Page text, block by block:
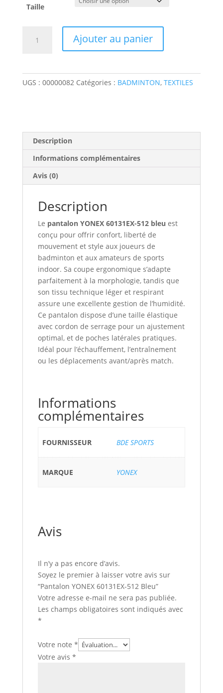
Taille
Ajouter au panier
UGS : 00000082 Catégories : BADMINTON, TEXTILES
Description
Informations complémentaires
Avis (0)
Description
Le pantalon YONEX 60131EX-512 bleu est
conçu pour offrir confort, liberté de
mouvement et style aux joueurs de
badminton et aux amateurs de sports
indoor. Sa coupe ergonomique s’adapte
parfaitement à la morphologie, tandis que
son tissu technique léger et respirant
assure une excellente gestion de l’humidité.
Ce pantalon dispose d’une taille élastique
avec cordon de serrage pour un ajustement
optimal, et de poches latérales pratiques.
Idéal pour l’échauffement, l’entraînement
ou les déplacements avant/après match.
Informations
complémentaires
FOURNISSEUR BDE SPORTS
MARQUE YONEX
Avis
Il n’y a pas encore d’avis.
Soyez le premier à laisser votre avis sur
“Pantalon YONEX 60131EX-512 Bleu”
Votre adresse e-mail ne sera pas publiée.
Les champs obligatoires sont indiqués avec
*
Votre note *
Votre avis *